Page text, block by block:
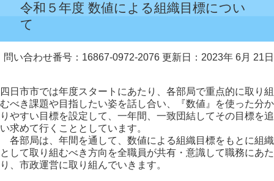
令和５年度 数値による組織目標につい
て
問い合わせ番号：16867-0972-2076 更新日：2023年 6月 21日
四日市市では年度スタートにあたり、各部局で重点的に取り組
むべき課題や目指したい姿を話し合い、『数値』を使った分か
りやすい目標を設定して、一年間、一致団結してその目標を追
い求めて行くこととしています。
各部局は、年間を通して、数値による組織目標をもとに組織
として取り組むべき方向を全職員が共有・意識して職務にあた
り、市政運営に取り組んでいきます。